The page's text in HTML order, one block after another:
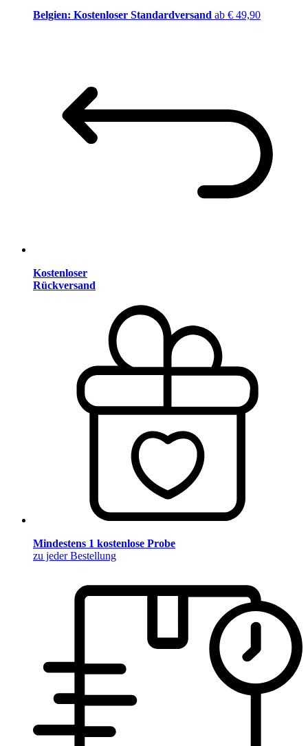
Belgien: Kostenloser Standardversand ab € 49,90
Kostenloser
Rückversand
Mindestens 1 kostenlose Probe
zu jeder Bestellung